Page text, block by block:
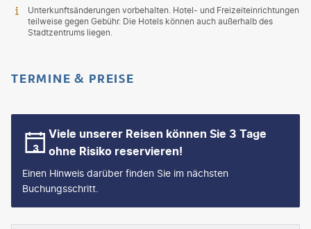
Unterkunftsänderungen vorbehalten. Hotel- und Freizeiteinrichtungen
teilweise gegen Gebühr. Die Hotels können auch außerhalb des
Stadtzentrums liegen.
TERMINE & PREISE
Viele unserer Reisen können Sie 3 Tage
ohne Risiko reservieren!
Einen Hinweis darüber finden Sie im nächsten
Buchungsschritt.